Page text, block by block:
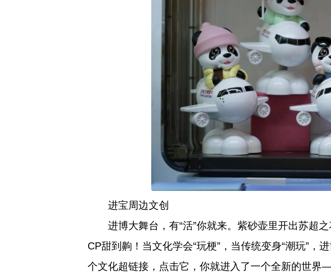
进宝周边文创
进博大舞台，有“活”你就来。紫砂壶里开出苏
CP甜到齁！当文化学会“玩梗”，当传统变身“潮玩”
个文化超链接，点击它，你就进入了一个全新的世界